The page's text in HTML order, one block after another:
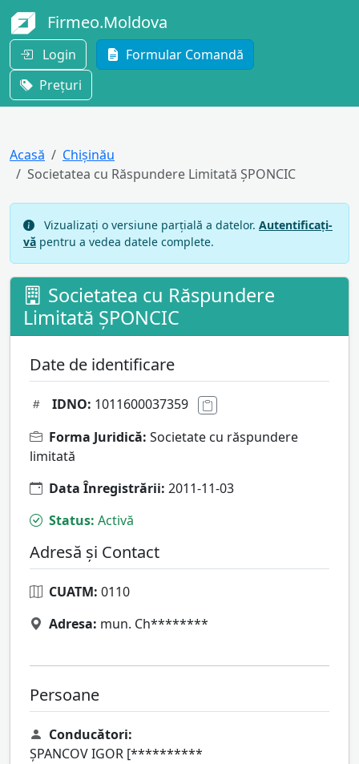
Firmeo.Moldova
Login
Formular Comandă
Prețuri
Acasă
Chișinău
Societatea cu Răspundere Limitată ŞPONCIC
Vizualizați o versiune parțială a datelor. Autentificați-
vă pentru a vedea datele complete.
Societatea cu Răspundere
Limitată ŞPONCIC
Date de identificare
IDNO: 1011600037359
Forma Juridică: Societate cu răspundere
limitată
Data Înregistrării: 2011-11-03
Status: Activă
Adresă și Contact
CUATM: 0110
Adresa: mun. Ch********
Persoane
Conducători:
ŞPANCOV IGOR [**********